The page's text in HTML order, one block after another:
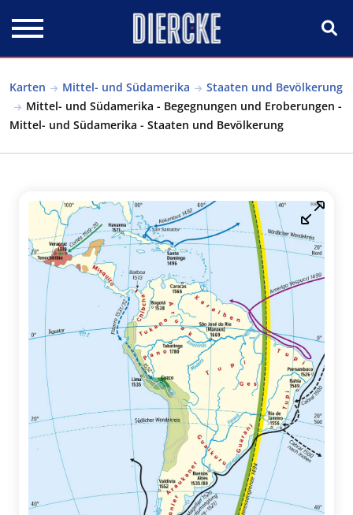
Karten Mittel- und Südamerika
Staaten und Bevölkerung
Mittel- und Südamerika - Begegnungen und Eroberungen -
Mittel- und Südamerika - Staaten und Bevölkerung